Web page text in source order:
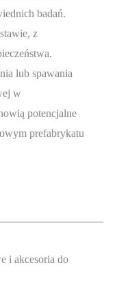
badań.
z
lub spawania
w
potencjalne
prefabrykatu
i akcesoria do